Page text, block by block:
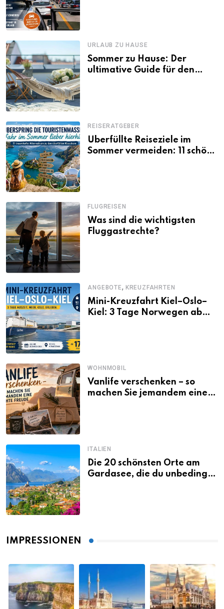
URLAUB ZU HAUSE
Sommer zu Hause: Der
ultimative Guide für den
REISERATGEBER
Überfüllte Reiseziele im
Sommer vermeiden: 11 schöne
FLUGREISEN
Was sind die wichtigsten
Fluggastrechte?
ANGEBOTE, KREUZFAHRTEN
Mini-Kreuzfahrt Kiel–Oslo–
Kiel: 3 Tage Norwegen ab
WOHNMOBIL
Vanlife verschenken – so
machen Sie jemandem eine
ITALIEN
Die 20 schönsten Orte am
Gardasee, die du unbedingt
IMPRESSIONEN